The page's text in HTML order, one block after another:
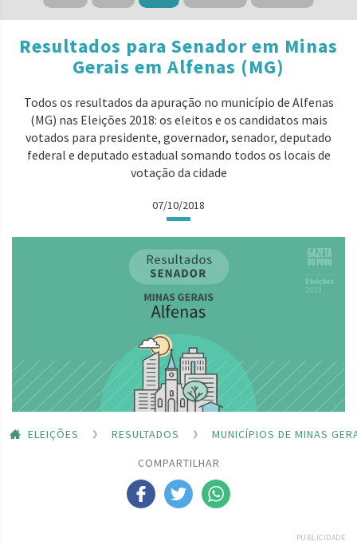
Resultados para Senador em Minas
Gerais em Alfenas (MG)
Todos os resultados da apuração no município de Alfenas
(MG) nas Eleições 2018: os eleitos e os candidatos mais
votados para presidente, governador, senador, deputado
federal e deputado estadual somando todos os locais de
votação da cidade
07/10/2018
ELEIÇÕES RESULTADOS
MUNICÍPIOS DE MINAS
COMPARTILHAR
PUBLICIDADE